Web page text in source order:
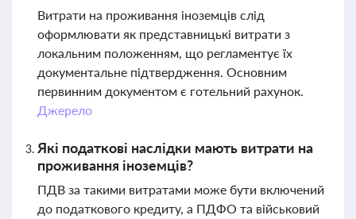
Витрати на проживання іноземців слід
оформлювати як представницькі витрати з
локальним положенням, що регламентує їх
документальне підтвердження. Основним
первинним документом є готельний рахунок.
Джерело
Які податкові наслідки мають витрати на
проживання іноземців?
ПДВ за такими витратами може бути включений
до податкового кредиту, а ПДФО та військовий